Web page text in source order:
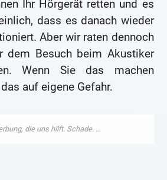
Ihr Hörgerät retten und es
dass es danach wieder
Aber wir raten dennoch
dem Besuch beim Akustiker
Wenn Sie das machen
auf eigene Gefahr.